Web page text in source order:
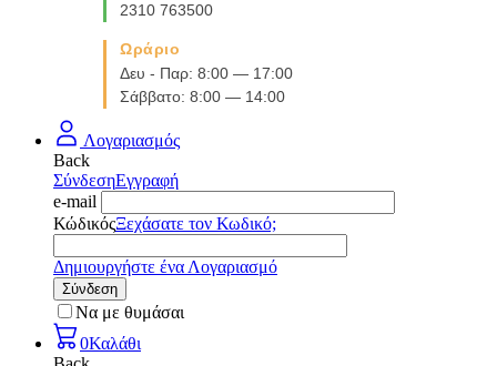
2310 763500
Ωράριο
Δευ - Παρ: 8:00 — 17:00
Σάββατο: 8:00 — 14:00
Λογαριασμός
Back
ΣύνδεσηΕγγραφή
e-mail
ΚώδικόςΞεχάσατε τον Κωδικό;
Δημιουργήστε ένα Λογαριασμό
Σύνδεση
Να με θυμάσαι
0Καλάθι